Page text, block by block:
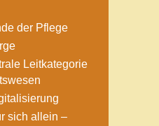
der Pflege
Leitkategorie
sich allein –